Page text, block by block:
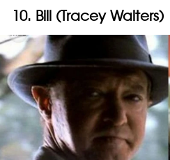
10. Bill (Tracey Walters)